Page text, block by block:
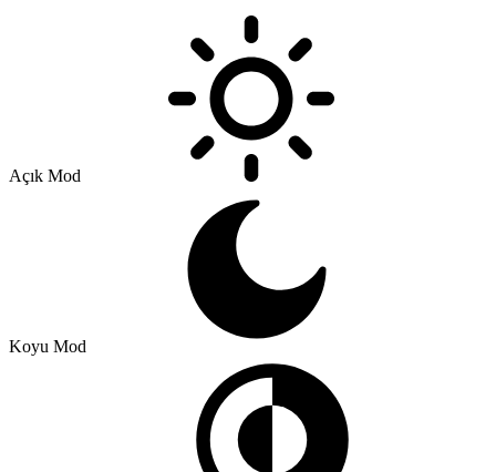
Açık Mod
Koyu Mod